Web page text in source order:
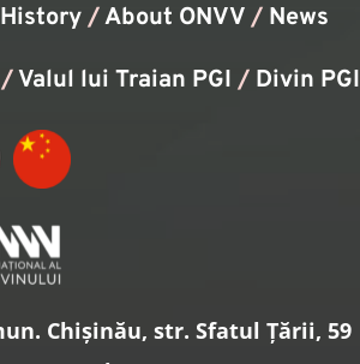
/ About ONVV/ News
/Valul lui Traian PGI / Divin PGI
Chișinău, str. Sfatul Țării, 59